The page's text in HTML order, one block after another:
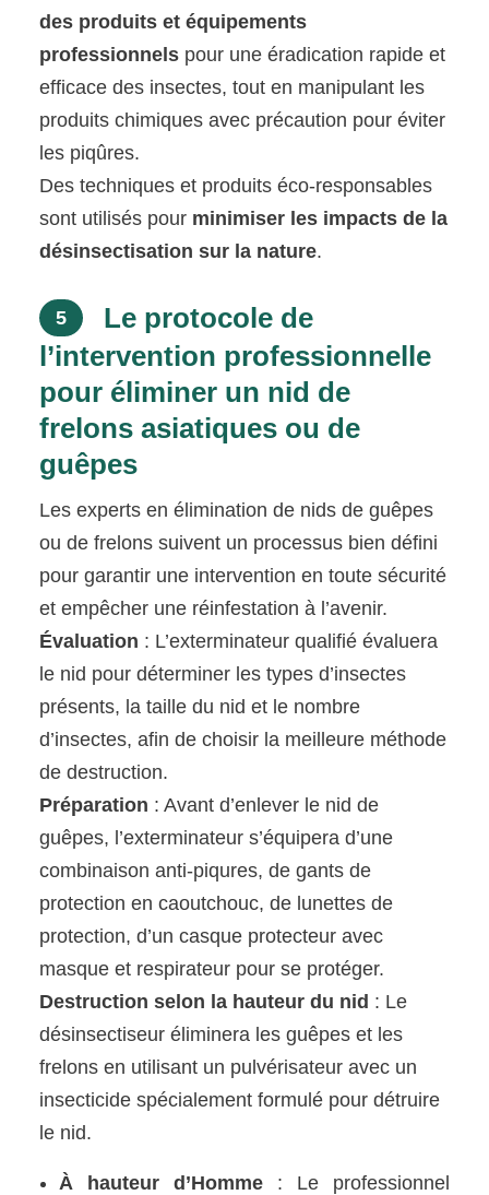
des produits et équipements
professionnels pour une éradication rapide et
efficace des insectes, tout en manipulant les
produits chimiques avec précaution pour éviter
les piqûres.
Des techniques et produits éco-responsables
sont utilisés pour minimiser les impacts de la
désinsectisation sur la nature.
5
Le protocole de
l’intervention professionnelle
pour éliminer un nid de
frelons asiatiques ou de
guêpes
Les experts en élimination de nids de guêpes
ou de frelons suivent un processus bien défini
pour garantir une intervention en toute sécurité
et empêcher une réinfestation à l’avenir.
Évaluation : L’exterminateur qualifié évaluera
le nid pour déterminer les types d’insectes
présents, la taille du nid et le nombre
d’insectes, afin de choisir la meilleure méthode
de destruction.
Préparation : Avant d’enlever le nid de
guêpes, l’exterminateur s’équipera d’une
combinaison anti-piqures, de gants de
protection en caoutchouc, de lunettes de
protection, d’un casque protecteur avec
masque et respirateur pour se protéger.
Destruction selon la hauteur du nid : Le
désinsectiseur éliminera les guêpes et les
frelons en utilisant un pulvérisateur avec un
insecticide spécialement formulé pour détruire
le nid.
À hauteur d’Homme : Le professionnel